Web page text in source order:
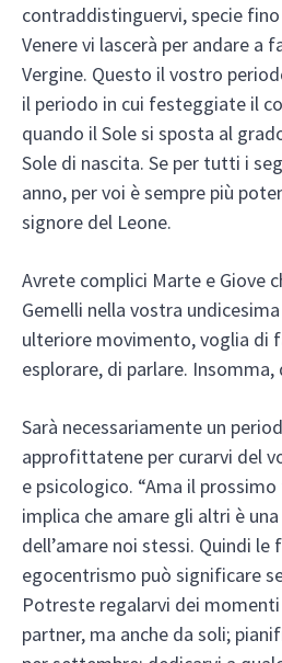
contraddistinguervi, specie
Venere vi lascerà per andare a
Vergine. Questo il vostro
il periodo in cui festeggiate il
quando il Sole si sposta al
Sole di nascita. Se per tutti i
anno, per voi è sempre più
signore del Leone.
Avrete complici Marte e Giove
Gemelli nella vostra
ulteriore movimento, voglia di
esplorare, di parlare. Insomma,
Sarà necessariamente un
approfittatene per curarvi del
e psicologico. “Ama il
implica che amare gli altri è
dell’amare noi stessi. Quindi le
egocentrismo può significare
Potreste regalarvi dei
partner, ma anche da soli;